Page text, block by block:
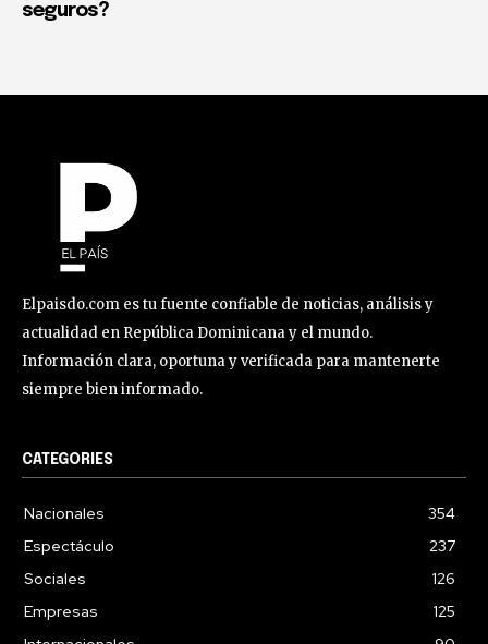
seguros?
Elpaisdo.com es tu fuente confiable de noticias, análisis y
actualidad en República Dominicana y el mundo.
Información clara, oportuna y verificada para mantenerte
siempre bien informado.
CATEGORIES
Nacionales
354
Espectáculo
237
Sociales
126
Empresas
125